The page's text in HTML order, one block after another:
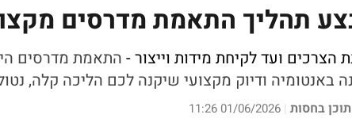
תהליך התאמת מדרסים
הצרכים ועד לקיחת מידות וייצור - התאמת מדרסים
באנטומיה ודיוק מקצועי שיקנה לכם הליכה קלה,
בחסות |
01/06/2026 11:26